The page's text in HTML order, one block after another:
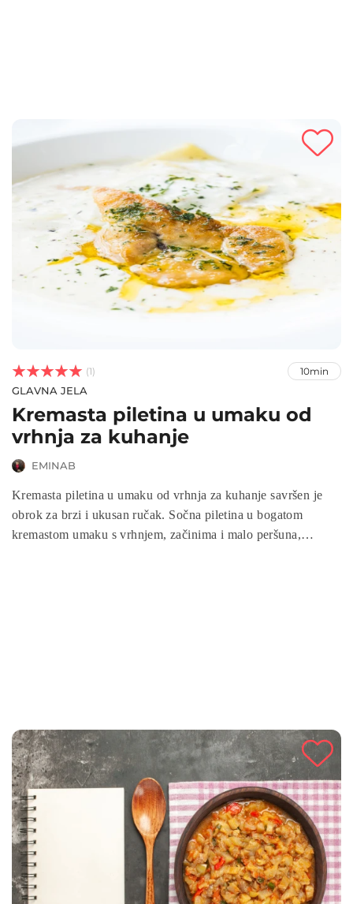


 (1) 10min
GLAVNA JELA
Kremasta piletina u umaku od
vrhnja za kuhanje
EMINAB
Kremasta piletina u umaku od vrhnja za kuhanje savršen je
obrok za brzi i ukusan ručak. Sočna piletina u bogatom
kremastom umaku s vrhnjem, začinima i malo peršuna,